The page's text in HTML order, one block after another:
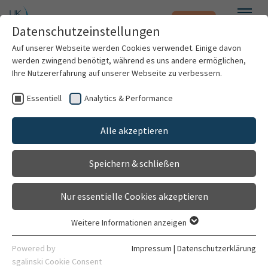
Zum Hauptinhalt springen Notfall
Patienten & Besucher
Kliniken & Institute
Forschung
Karriere
Dr. med. Andreas Geisbüsch
Leitender Oberarzt
Klinik für Orthopädie
Datenschutzeinstellungen
Auf unserer Webseite werden Cookies verwendet. Einige davon
werden zwingend benötigt, während es uns andere ermöglichen,
Ihre Nutzererfahrung auf unserer Webseite zu verbessern.
Essentiell Analytics & Performance
Alle akzeptieren
Speichern & schließen
Nur essentielle Cookies akzeptieren
Essentielle Cookies werden für grundlegende Funktionen der
Webseite benötigt. Dadurch ist gewährleistet, dass die
Weitere Informationen anzeigen
Powered by
sgalinski Cookie Consent
Impressum | Datenschutzerklärung